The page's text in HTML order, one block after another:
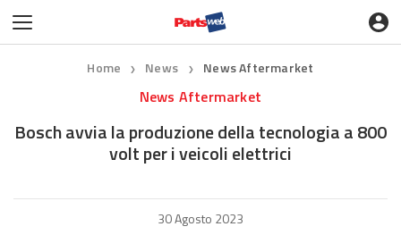
Home ❯ News ❯ News Aftermarket
News Aftermarket
Bosch avvia la produzione della tecnologia a 800
volt per i veicoli elettrici
30 Agosto 2023